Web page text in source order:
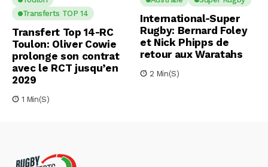
Transferts TOP 14
Transfert Top 14-RC
Toulon: Oliver Cowie
prolonge son contrat
avec le RCT jusqu’en
2029
1 Min(s)
International-Super
Rugby: Bernard Foley
et Nick Phipps de
retour aux Waratahs
2 Min(s)